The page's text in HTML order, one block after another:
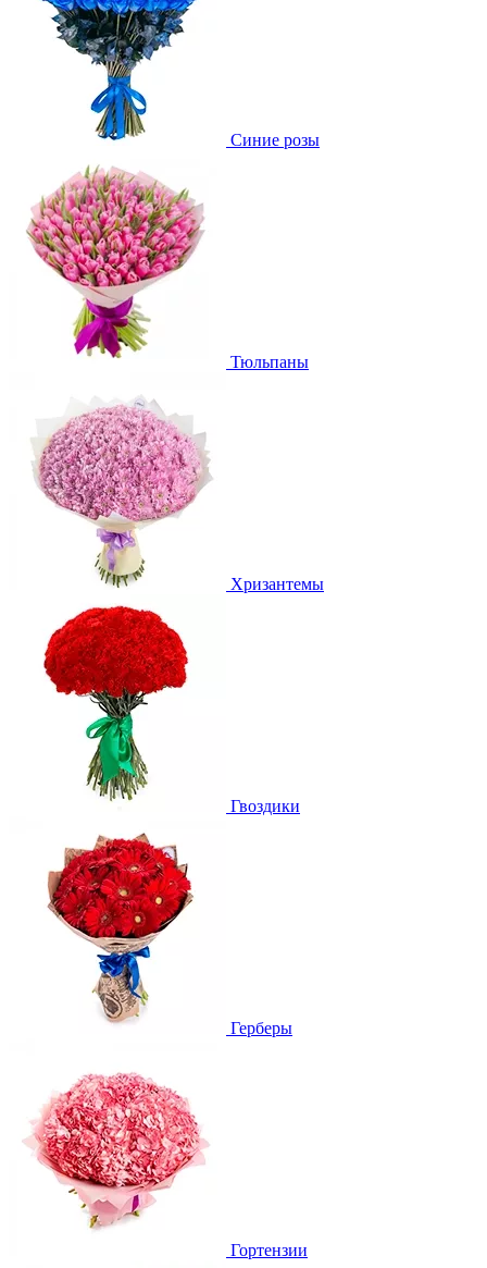
Синие розы
Тюльпаны
Хризантемы
Гвоздики
Герберы
Гортензии